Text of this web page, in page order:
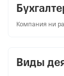
453444, Респ
Орловка, ул
Компания ни
Виды